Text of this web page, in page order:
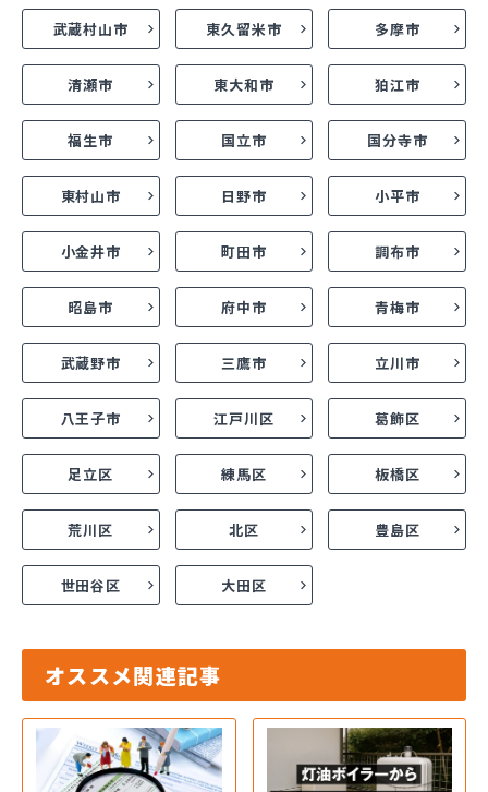
武蔵村山市 東久留米市 多摩市
清瀬市 東大和市 狛江市
福生市 国立市 国分寺市
東村山市 日野市 小平市
小金井市 町田市 調布市
昭島市 府中市 青梅市
武蔵野市 三鷹市 立川市
八王子市 江戸川区 葛飾区
足立区 練馬区 板橋区
荒川区 北区 豊島区
世田谷区 大田区
オススメ関連記事